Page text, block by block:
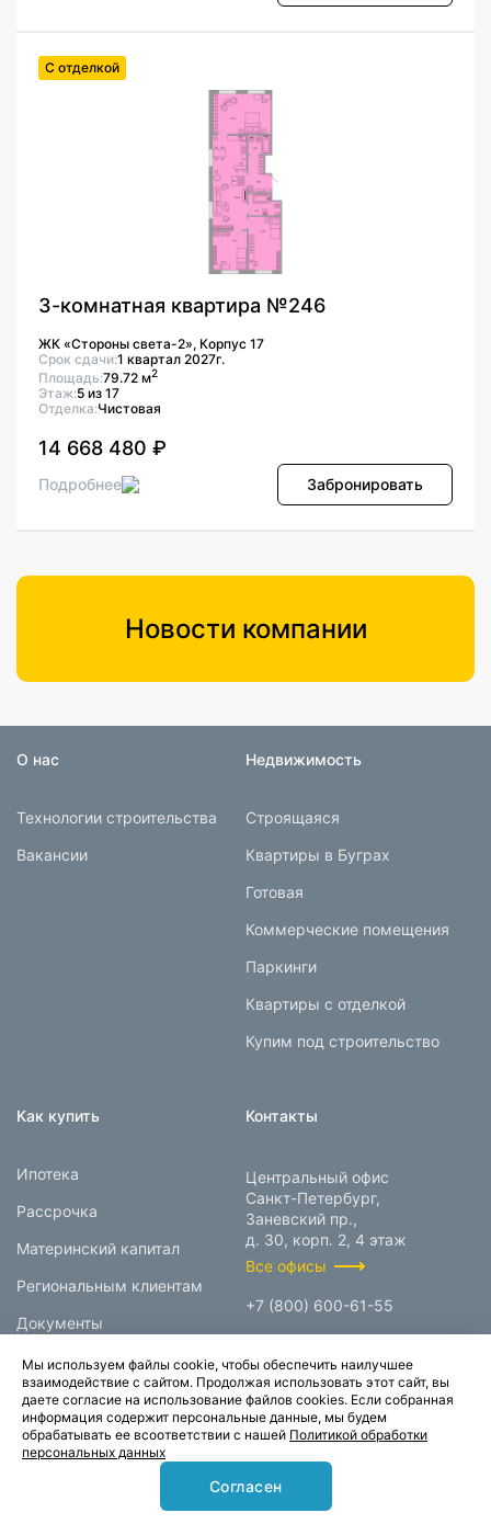
С отделкой
3-комнатная квартира №246
ЖК «Стороны света-2», Корпус 17
Срок сдачи:1 квартал 2027г.
Площадь:79.72 м2
Этаж:5 из 17
Отделка:Чистовая
14 668 480 ₽
Подробнее Забронировать
Новости компании
О нас
Технологии строительства
Вакансии
Недвижимость
Строящаяся
Квартиры в Буграх
Готовая
Коммерческие помещения
Паркинги
Квартиры с отделкой
Купим под строительство
Как купить
Ипотека
Рассрочка
Материнский капитал
Региональным клиентам
Документы
Контакты
Центральный офис
Санкт-Петербург,
Заневский пр.,
д. 30, корп. 2, 4 этаж
Все офисы
+7 (800) 600-61-55
© 1995-2026.
Группа компаний «Прок»
Политика конфиденциальности
Мы используем файлы cookie, чтобы обеспечить наилучшее
взаимодействие с сайтом. Продолжая использовать этот сайт, вы
даете согласие на использование файлов cookies. Если собранная
информация содержит персональные данные, мы будем
обрабатывать ее всоответствии с нашей Политикой обработки
персональных данных
Согласен